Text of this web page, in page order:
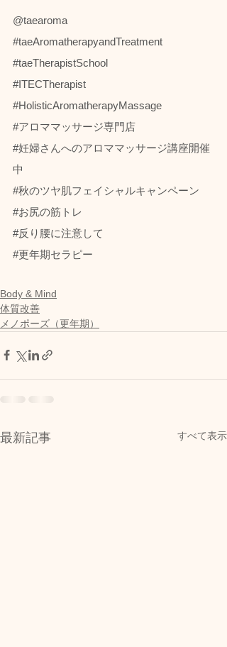
@taearoma
#taeAromatherapyandTreatment
#taeTherapistSchool
#ITECTherapist
#HolisticAromatherapyMassage
#アロママッサージ専門店
#妊婦さんへのアロママッサージ講座開催
中
#秋のツヤ肌フェイシャルキャンペーン
#お尻の筋トレ
#反り腰に注意して
#更年期セラピー
Body & Mind
体質改善
メノポーズ（更年期）
最新記事 すべて表示